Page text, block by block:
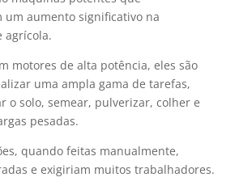
um aumento significativo na
agrícola.
motores de alta potência, eles são
uma ampla gama de tarefas,
o solo, semear, pulverizar, colher e
pesadas.
quando feitas manualmente,
e exigiriam muitos trabalhadores.